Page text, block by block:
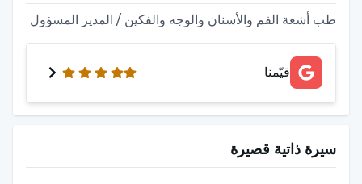
طب أشعة الفم والأسنان والوجه والفكين / المدير المسؤول
قيّمنا
سيرة ذاتية قصيرة